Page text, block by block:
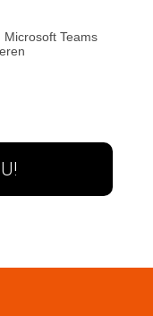
Microsoft Teams